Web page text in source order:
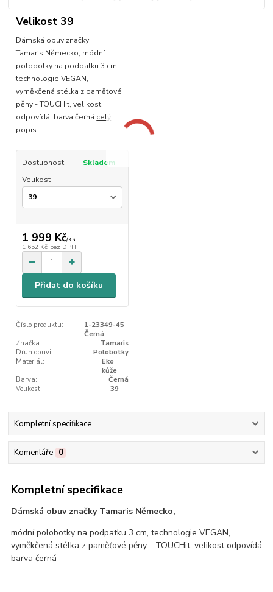
Velikost 39
Dámská obuv značky
Tamaris Německo, módní
polobotky na podpatku 3 cm,
technologie VEGAN,
vyměkčená stélka z paměťové
pěny - TOUCHit, velikost
odpovídá, barva černá celý
popis
Dostupnost
Skladem
Velikost
1 999 Kč/ks
1 652 Kč bez DPH
Přidat do košíku
Číslo produktu:
1-23349-45
Černá
Značka:
Tamaris
Druh obuvi:
Polobotky
Materiál:
Eko
kůže
Barva:
Černá
Velikost:
39
Kompletní specifikace
Komentáře 0
Kompletní specifikace
Dámská obuv značky Tamaris Německo,
módní polobotky na podpatku 3 cm, technologie VEGAN,
vyměkčená stélka z paměťové pěny - TOUCHit, velikost odpovídá,
barva černá